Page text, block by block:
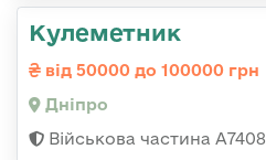
Кулеметник
від 50000 до 100000 грн
Дніпро
Військова частина А7408